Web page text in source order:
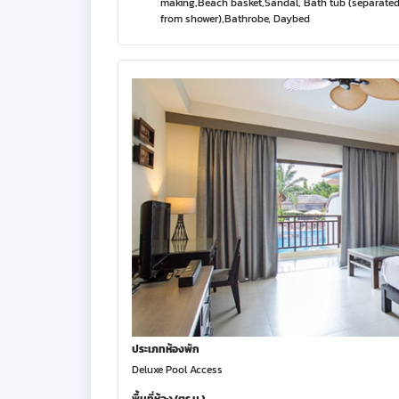
from shower),Bathrobe, Daybed
ประเภทห้องพัก
Deluxe Pool Access